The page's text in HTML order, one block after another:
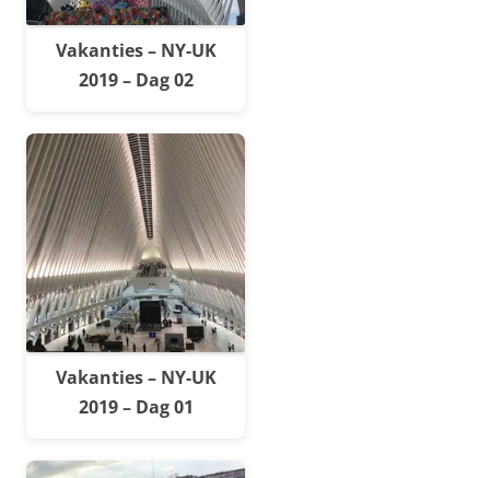
Vakanties – NY-UK
2019 – Dag 02
Vakanties – NY-UK
2019 – Dag 01